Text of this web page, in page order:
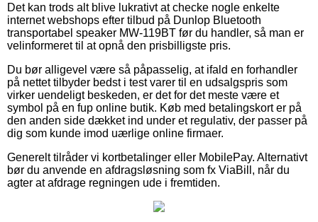
Det kan trods alt blive lukrativt at checke nogle enkelte
internet webshops efter tilbud på Dunlop Bluetooth
transportabel speaker MW-119BT før du handler, så man er
velinformeret til at opnå den prisbilligste pris.
Du bør alligevel være så påpasselig, at ifald en forhandler
på nettet tilbyder bedst i test varer til en udsalgspris som
virker uendeligt beskeden, er det for det meste være et
symbol på en fup online butik. Køb med betalingskort er på
den anden side dækket ind under et regulativ, der passer på
dig som kunde imod uærlige online firmaer.
Generelt tilråder vi kortbetalinger eller MobilePay. Alternativt
bør du anvende en afdragsløsning som fx ViaBill, når du
agter at afdrage regningen ude i fremtiden.